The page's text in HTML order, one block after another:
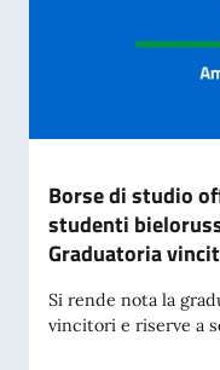
Borse di studio
studenti
Graduatoria
Si rende nota la
vincitori e riserve a